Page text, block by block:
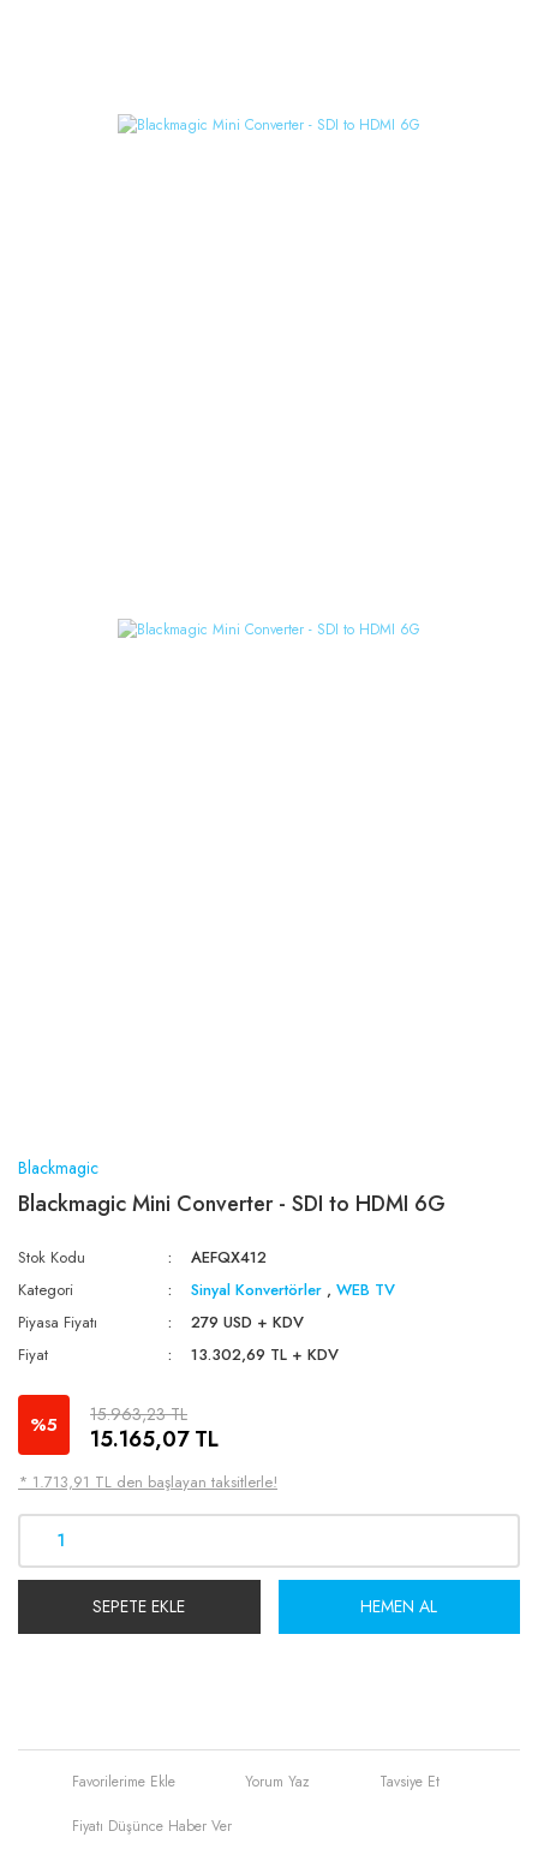
Blackmagic
Blackmagic Mini Converter - SDI to HDMI 6G
Stok Kodu
AEFQX412
Kategori
Sinyal Konvertörler ,WEB TV
Piyasa Fiyatı
279 USD + KDV
Fiyat
13.302,69 TL + KDV
%5 15.963,23 TL
15.165,07 TL
* 1.713,91 TL den başlayan taksitlerle!
SEPETE EKLE HEMEN AL
Yorum Yaz Tavsiye Et
Fiyatı Düşünce Haber Ver